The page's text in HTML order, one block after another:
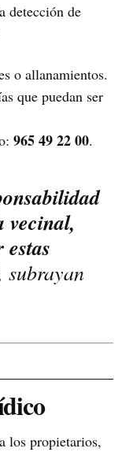
detección de
o allanamientos.
que puedan ser
965 49 22 00.
vecinal,
subrayan
los propietarios,